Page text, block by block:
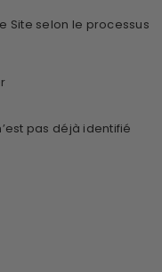
Site selon le processus
pas déjà identifié